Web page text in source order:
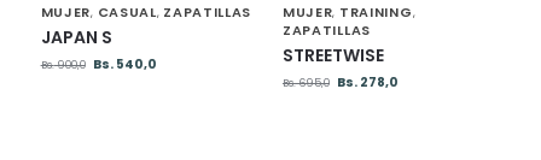
MUJER, CASUAL, ZAPATILLAS
JAPAN S
Bs.900,0 Bs. 540,0
MUJER, TRAINING,
ZAPATILLAS
STREETWISE
Bs.695,0 Bs. 278,0